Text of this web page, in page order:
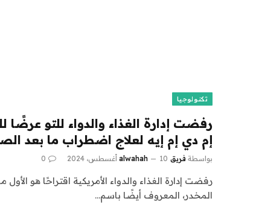
تكنولوجيا
رفضت إدارة الغذاء والدواء للتو
إم دي إم إيه لعلاج اضطراب ما بعد
بواسطة فريق alwahah 10 أغسطس، 2024 0
رفضت إدارة الغذاء والدواء الأمريكية اقتراحًا هو
المخدر، المعروف أيضًا باسم…